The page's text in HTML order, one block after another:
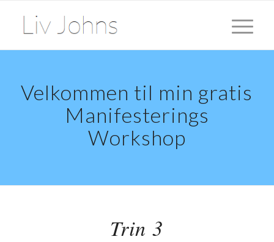
Velkommen til min gratis
Manifesterings
Workshop
Trin 3